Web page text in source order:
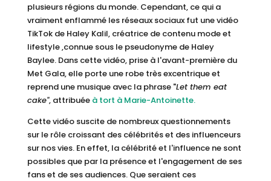
plusieurs régions du monde. Cependant, ce qui a
vraiment enflammé les réseaux sociaux fut une vidéo
TikTok de Haley Kalil, créatrice de contenu mode et
lifestyle ,connue sous le pseudonyme de Haley
Baylee. Dans cette vidéo, prise à l'avant-première du
Met Gala, elle porte une robe très excentrique et
reprend une musique avec la phrase "Let them eat
cake", attribuéeà tort à Marie-Antoinette.
Cette vidéo suscite de nombreux questionnements
sur le rôle croissant des célébrités et des influenceurs
sur nos vies. En effet, la célébrité et l'influence ne sont
possibles que par la présence et l'engagement de ses
fans et de ses audiences. Que seraient ces